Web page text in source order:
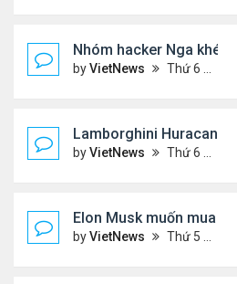
Nhóm hacker Nga khét
byVietNews Thứ 6 Tháng 4 15, 2022 3:22 pm
Lamborghini Huracan
byVietNews Thứ 6 Tháng 4 15, 2022 3:20 pm
Elon Musk muốn mua
byVietNews Thứ 5 Tháng 4 14, 2022 2:03 pm